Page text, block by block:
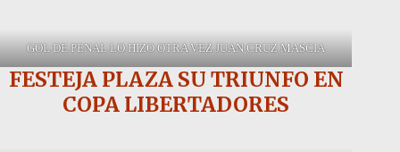
GOL DE PENAL LO HIZO OTRA VEZ JUAN CRUZ MASCIA
FESTEJA PLAZA SU TRIUNFO EN
COPA LIBERTADORES